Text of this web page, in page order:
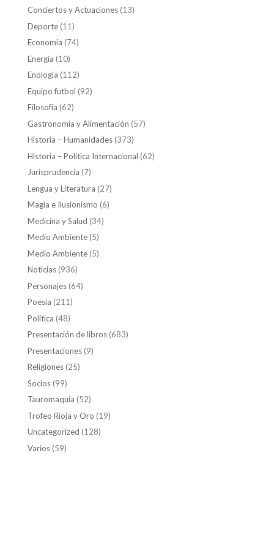
Conciertos y Actuaciones(13)
Deporte(11)
Economía (74)
Energía (10)
Enología (112)
Equipo futbol (92)
Filosofía (62)
Gastronomía y Alimentación (57)
Historia – Humanidades(373)
Historia – Política Internacional (62)
Jurisprudencia (7)
Lengua y Literatura (27)
Magia e Ilusionismo (6)
Medicina y Salud (34)
Medio Ambiente(5)
Medio Ambiente(5)
Noticias(936)
Personajes(64)
Poesía (211)
Política (48)
Presentación de libros(683)
Presentaciones(9)
Religiones(25)
Socios(99)
Tauromaquia (52)
Trofeo Rioja y Oro (19)
Uncategorized (128)
Varios(59)